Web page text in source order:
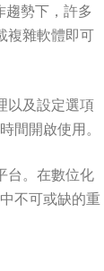
趨勢下，許多
複雜軟體即可
以及設定選項
間開啟使用。
台。在數位化
不可或缺的重